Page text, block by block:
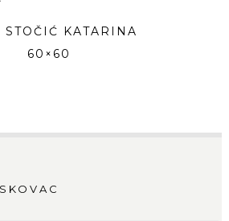
STOČIĆ KATARINA
60×60